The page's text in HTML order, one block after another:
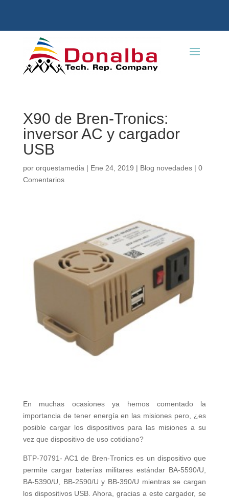
X90 de Bren-Tronics:
inversor AC y cargador
USB
por orquestamedia | Ene 24, 2019 | Blog novedades| 0
Comentarios
En muchas ocasiones ya hemos comentado la
importancia de tener energía en las misiones pero, ¿es
posible cargar los dispositivos para las misiones a su
vez que dispositivo de uso cotidiano?
BTP-70791- AC1 de Bren-Tronics es un dispositivo que
permite cargar baterías militares estándar BA-5590/U,
BA-5390/U, BB-2590/U y BB-390/U mientras se cargan
los dispositivos USB. Ahora, gracias a este cargador, se